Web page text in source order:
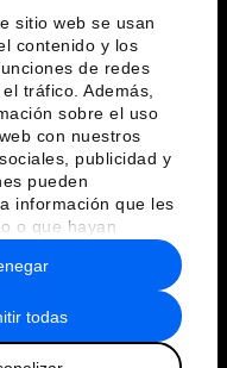
sitio web se usan
contenido y los
de redes
tráfico. Además,
sobre el uso
con nuestros
publicidad y
pueden
información que les
o que hayan
uso que haya
todas
de uso